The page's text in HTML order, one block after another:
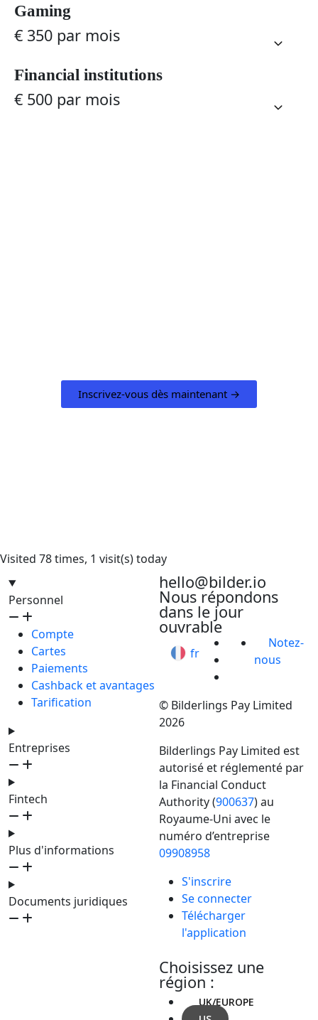
Gaming
€ 350 par mois
Financial institutions
€ 500 par mois
Inscrivez-vous dès maintenant →
Visited 78 times, 1 visit(s) today
Personnel
Compte
Cartes
Paiements
Cashback et avantages
Tarification
Entreprises
Fintech
Plus d'informations
Documents juridiques
hello@bilder.io
Nous répondons
dans le jour
ouvrable
fr
Notez-
nous
© Bilderlings Pay Limited
2026
Bilderlings Pay Limited est
autorisé et réglementé par
la Financial Conduct
Authority (900637) au
Royaume-Uni avec le
numéro d’entreprise
09908958
S'inscrire
Se connecter
Télécharger
l'application
Choisissez une
région :
UK/EUROPE